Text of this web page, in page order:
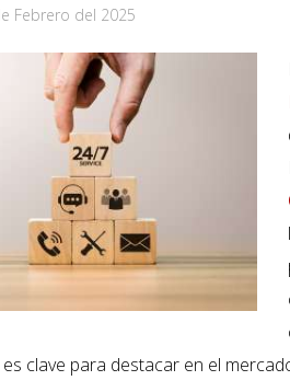
Febrero del 2025
clave para destacar en el